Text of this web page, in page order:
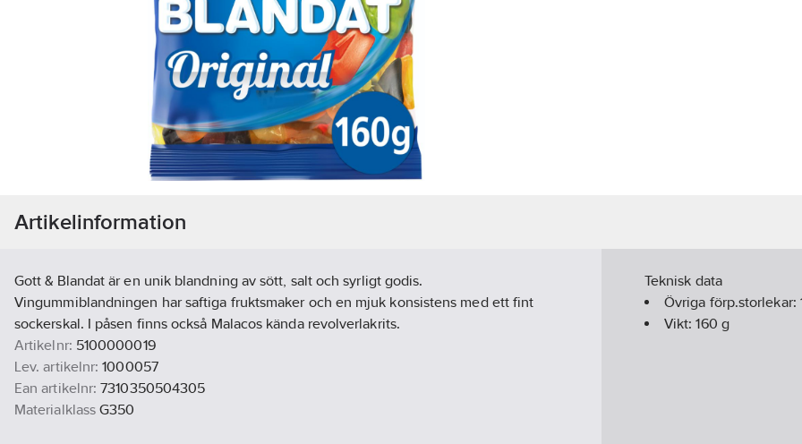
Artikelinformation
Gott & Blandat är en unik blandning av sött, salt och syrligt godis.
Vingummiblandningen har saftiga fruktsmaker och en mjuk konsistens med ett fint
sockerskal. I påsen finns också Malacos kända revolverlakrits.
Artikelnr: 5100000019
Lev. artikelnr: 1000057
Ean artikelnr: 7310350504305
Materialklass G350
Teknisk data
Övriga förp.storlekar:
Vikt:160 g